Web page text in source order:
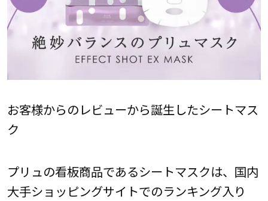
お客様からのレビューから誕生したシートマス
ク
プリュの看板商品であるシートマスクは、国内
大手ショッピングサイトでのランキング入り